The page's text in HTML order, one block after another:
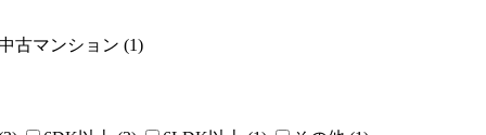
古マンション (1)